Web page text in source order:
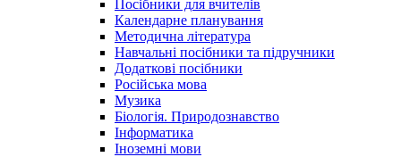
Посібники для вчителів
Календарне планування
Методична література
Навчальні посібники та підручники
Додаткові посібники
Російська мова
Музика
Біологія. Природознавство
Інформатика
Іноземні мови